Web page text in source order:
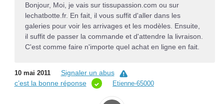
Bonjour, Moi, je vais sur tissupassion.com ou sur
lechatbotte.fr. En fait, il vous suffit d'aller dans les
galeries pour voir les arrivages et les modèles. Ensuite,
il suffit de passer la commande et d'attendre la livraison.
C'est comme faire n'importe quel achat en ligne en fait.
10 mai 2011
Signaler un abus
c’est la bonne réponse
Etienne-65000